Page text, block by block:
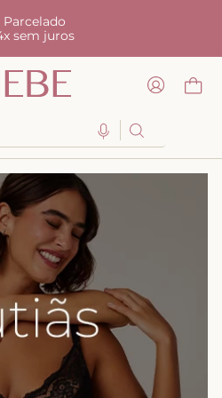
Parcelado
sem juros